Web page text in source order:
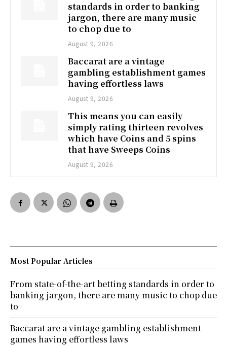
standards in order to banking
jargon, there are many music
to chop due to
August 9, 2026
Baccarat are a vintage
gambling establishment games
having effortless laws
August 9, 2026
This means you can easily
simply rating thirteen revolves
which have Coins and 5 spins
that have Sweeps Coins
August 9, 2026
Most Popular Articles
From state-of-the-art betting standards in order to
banking jargon, there are many music to chop due
to
Baccarat are a vintage gambling establishment
games having effortless laws